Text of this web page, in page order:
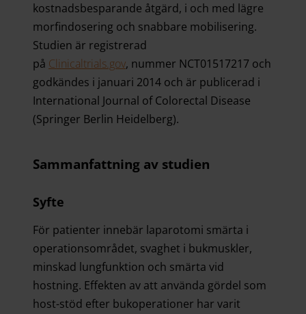
kostnadsbesparande åtgärd, i och med lägre
morfindosering och snabbare mobilisering.
Studien är registrerad
på Clinicaltrials.gov, nummer NCT01517217 och
godkändes i januari 2014 och är publicerad i
International Journal of Colorectal Disease
(Springer Berlin Heidelberg).
Sammanfattning av studien
Syfte
För patienter innebär laparotomi smärta i
operationsområdet, svaghet i bukmuskler,
minskad lungfunktion och smärta vid
hostning. Effekten av att använda gördel som
host-stöd efter bukoperationer har varit